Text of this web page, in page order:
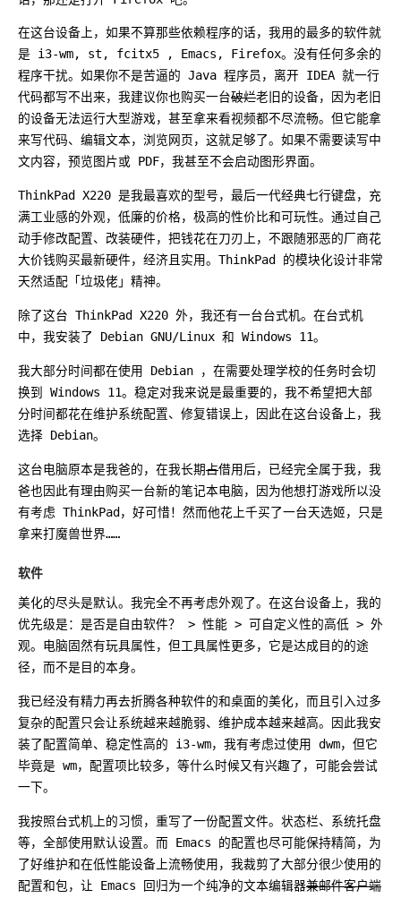
在这台设备上，如果不算那些依赖程序的话，我用的最多的软件就
是 i3-wm, st, fcitx5 , Emacs, Firefox。没有任何多余的
程序干扰。如果你不是苦逼的 Java 程序员，离开 IDEA 就一行
代码都写不出来，我建议你也购买一台破烂老旧的设备，因为老旧
的设备无法运行大型游戏，甚至拿来看视频都不尽流畅。但它能拿
来写代码、编辑文本，浏览网页，这就足够了。如果不需要读写中
文内容，预览图片或 PDF，我甚至不会启动图形界面。
ThinkPad X220 是我最喜欢的型号，最后一代经典七行键盘，充
满工业感的外观，低廉的价格，极高的性价比和可玩性。通过自己
动手修改配置、改装硬件，把钱花在刀刃上，不跟随邪恶的厂商花
大价钱购买最新硬件，经济且实用。ThinkPad 的模块化设计非常
天然适配「垃圾佬」精神。
除了这台 ThinkPad X220 外，我还有一台台式机。在台式机
中，我安装了 Debian GNU/Linux 和 Windows 11。
我大部分时间都在使用 Debian ，在需要处理学校的任务时会切
换到 Windows 11。稳定对我来说是最重要的，我不希望把大部
分时间都花在维护系统配置、修复错误上，因此在这台设备上，我
选择 Debian。
这台电脑原本是我爸的，在我长期占借用后，已经完全属于我，我
爸也因此有理由购买一台新的笔记本电脑，因为他想打游戏所以没
有考虑 ThinkPad，好可惜！然而他花上千买了一台天选姬，只是
拿来打魔兽世界……
软件
美化的尽头是默认。我完全不再考虑外观了。在这台设备上，我的
优先级是：是否是自由软件？ > 性能 > 可自定义性的高低 > 外
观。电脑固然有玩具属性，但工具属性更多，它是达成目的的途
径，而不是目的本身。
我已经没有精力再去折腾各种软件的和桌面的美化，而且引入过多
复杂的配置只会让系统越来越脆弱、维护成本越来越高。因此我安
装了配置简单、稳定性高的 i3-wm，我有考虑过使用 dwm，但它
毕竟是 wm，配置项比较多，等什么时候又有兴趣了，可能会尝试
一下。
我按照台式机上的习惯，重写了一份配置文件。状态栏、系统托盘
等，全部使用默认设置。而 Emacs 的配置也尽可能保持精简，为
了好维护和在低性能设备上流畅使用，我裁剪了大部分很少使用的
配置和包，让 Emacs 回归为一个纯净的文本编辑器兼邮件客户端